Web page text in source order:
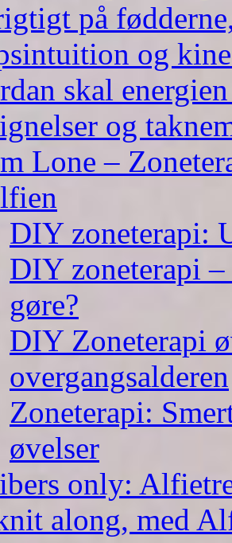
på
og
skal
og
Lone –
DIY zoneterapi:
DIY zoneterapi
gøre?
DIY Zoneterapi
overgangsalderen
Zoneterapi:
øvelser
only:
along, med